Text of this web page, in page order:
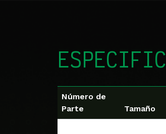
Número de
Parte
Tamaño